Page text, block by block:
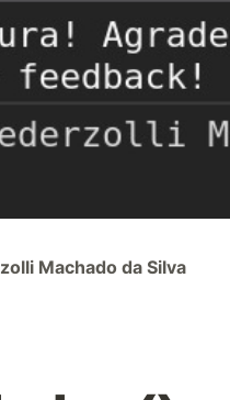
Machado da Silva